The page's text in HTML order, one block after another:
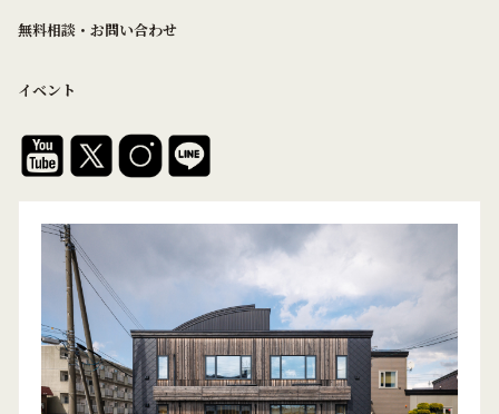
無料相談・お問い合わせ
イベント